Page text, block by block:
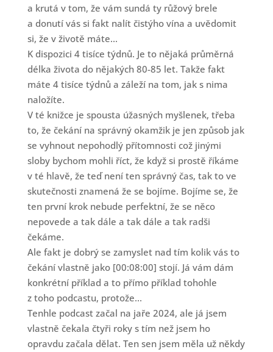
a krutá v tom, že vám sundá ty růžový brele
a donutí vás si fakt nalít čistýho vína a uvědomit
si, že v životě máte...
K dispozici 4 tisíce týdnů. Je to nějaká průměrná
délka života do nějakých 80-85 let. Takže fakt
máte 4 tisíce týdnů a záleží na tom, jak s nima
naložíte.
V té knižce je spousta úžasných myšlenek, třeba
to, že čekání na správný okamžik je jen způsob jak
se vyhnout nepohodlý přítomnosti což jinými
sloby bychom mohli říct, že když si prostě říkáme
v té hlavě, že teď není ten správný čas, tak to ve
skutečnosti znamená že se bojíme. Bojíme se, že
ten první krok nebude perfektní, že se něco
nepovede a tak dále a tak dále a tak radši
čekáme.
Ale fakt je dobrý se zamyslet nad tím kolik vás to
čekání vlastně jako [00:08:00] stojí. Já vám dám
konkrétní příklad a to přímo příklad tohohle
z toho podcastu, protože...
Tenhle podcast začal na jaře 2024, ale já jsem
vlastně čekala čtyři roky s tím než jsem ho
opravdu začala dělat. Ten sen jsem měla už někdy